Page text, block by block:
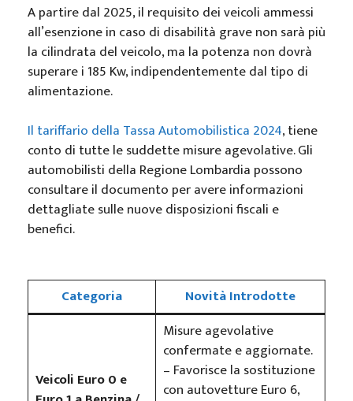
A partire dal 2025, il requisito dei veicoli ammessi
all’esenzione in caso di disabilità grave non sarà più
la cilindrata del veicolo, ma la potenza non dovrà
superare i 185 Kw, indipendentemente dal tipo di
alimentazione.
Il tariffario della Tassa Automobilistica 2024, tiene
conto di tutte le suddette misure agevolative. Gli
automobilisti della Regione Lombardia possono
consultare il documento per avere informazioni
dettagliate sulle nuove disposizioni fiscali e
benefici.
Categoria Novità Introdotte
Veicoli Euro 0 e
Misure agevolative
confermate e aggiornate.
– Favorisce la sostituzione
con autovetture Euro 6,